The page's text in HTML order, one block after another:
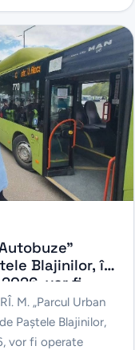
Blajinilor, în
vor fi
de
rute de
M. „Parcul Urban
Paștele Blajinilor,
vor fi operate